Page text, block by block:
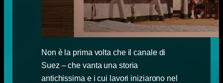
Non è la prima volta che il canale di
Suez – che vanta una storia
antichissima e i cui lavori iniziarono nel